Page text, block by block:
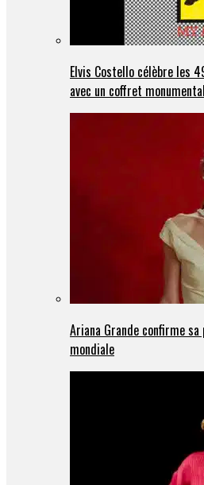
Elvis Costello célèbre les
avec un coffret monumental
Ariana Grande confirme
mondiale